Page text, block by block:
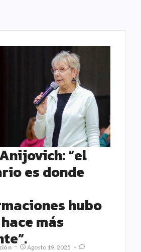
“el
es donde
hubo
más
Agosto 19, 2025